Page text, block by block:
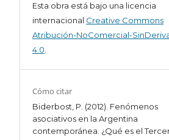
Esta obra está bajo una licencia
internacional Creative Commons
Atribución-NoComercial-
4.0.
Cómo citar
Biderbost, P. (2012). Fenómenos
asociativos en la Argentina
contemporánea. ¿Qué es el